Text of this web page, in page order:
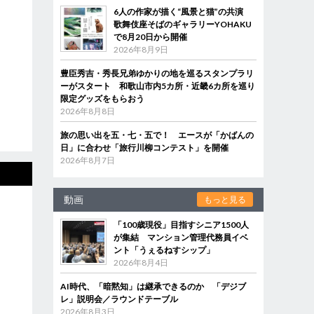
6人の作家が描く“風景と猫”の共演
歌舞伎座そばのギャラリーYOHAKU
で8月20日から開催
2026年8月9日
豊臣秀吉・秀長兄弟ゆかりの地を巡るスタンプラリ
ーがスタート 和歌山市内5カ所・近畿6カ所を巡り
限定グッズをもらおう
2026年8月8日
旅の思い出を五・七・五で！ エースが「かばんの
日」に合わせ「旅行川柳コンテスト」を開催
2026年8月7日
動画 もっと見る
「100歳現役」目指すシニア1500人
が集結 マンション管理代務員イベ
ント「うぇるねすシップ」
2026年8月4日
AI時代、「暗黙知」は継承できるのか 「デジブ
レ」説明会／ラウンドテーブル
2026年8月3日